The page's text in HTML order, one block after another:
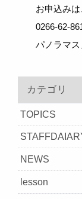
お申込みは
0266-62-
パノラマ
カテゴリ
TOPICS
NEWS
lesson